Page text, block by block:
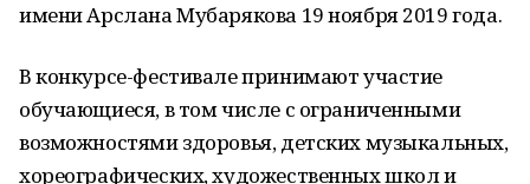
имени Арслана Мубарякова 19 ноября 2019 года.
В конкурсе-фестивале принимают участие
обучающиеся, в том числе с ограниченными
возможностями здоровья, детских музыкальных,
хореографических, художественных школ и